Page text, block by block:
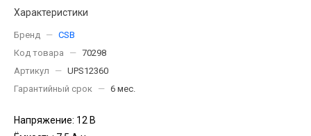
Характеристики
Бренд — CSB
Код товара
— 70298
Артикул
— UPS12360
Гарантийный срок
— 6 мес.
Напряжение: 12 В